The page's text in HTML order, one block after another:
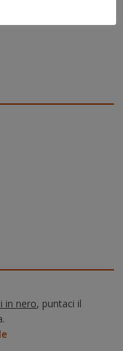
in nero, puntaci il